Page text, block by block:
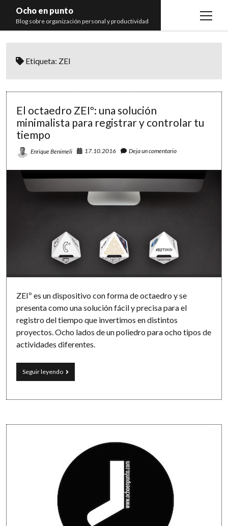
Ocho en punto
Blog sobre organización personal y productividad
open
Libros
Etiqueta: ZEI
El octaedro ZEIº: una solución
minimalista para registrar y controlar tu
tiempo
Enrique Benimeli 17.10.2016 Deja un comentario
ZEIº es un dispositivo con forma de octaedro y se
presenta como una solución fácil y precisa para el
registro del tiempo que invertimos en distintos
proyectos. Ocho lados de un poliedro para ocho tipos de
actividades diferentes.
Seguir leyendoEl
octaedro
una
para
controlar
tiempo
Sidebar